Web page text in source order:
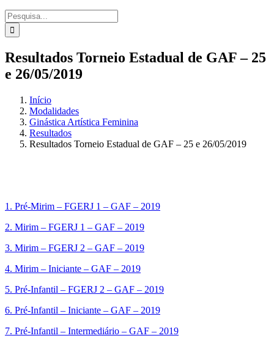
Procurar
por:
Resultados Torneio Estadual de GAF – 25
e 26/05/2019
Início
Modalidades
Ginástica Artística Feminina
Resultados
Resultados Torneio Estadual de GAF – 25 e 26/05/2019
1. Pré-Mirim – FGERJ 1 – GAF – 2019
2. Mirim – FGERJ 1 – GAF – 2019
3. Mirim – FGERJ 2 – GAF – 2019
4. Mirim – Iniciante – GAF – 2019
5. Pré-Infantil – FGERJ 2 – GAF – 2019
6. Pré-Infantil – Iniciante – GAF – 2019
7. Pré-Infantil – Intermediário – GAF – 2019